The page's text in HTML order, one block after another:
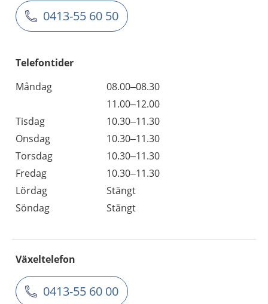
0413-55 60 50
Telefontider
Måndag
08.00–08.30
11.00–12.00
Tisdag
10.30–11.30
Onsdag
10.30–11.30
Torsdag
10.30–11.30
Fredag
10.30–11.30
Lördag
Stängt
Söndag
Stängt
Växeltelefon
0413-55 60 00